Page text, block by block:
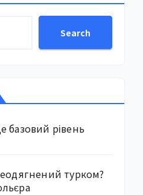
Search
базовий рівень
турком?